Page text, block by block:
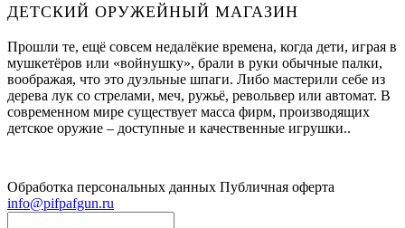
ДЕТСКИЙ ОРУЖЕЙНЫЙ МАГАЗИН
Прошли те, ещё совсем недалёкие времена, когда дети, играя в
мушкетёров или «войнушку», брали в руки обычные палки,
воображая, что это дуэльные шпаги. Либо мастерили себе из
дерева лук со стрелами, меч, ружьё, револьвер или автомат. В
современном мире существует масса фирм, производящих
детское оружие – доступные и качественные игрушки..
Обработка персональных данных Публичная оферта
info@pifpafgun.ru